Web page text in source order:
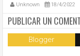
Pedro
Unknown 18/4/2022
PUBLICAR UN
Blogger